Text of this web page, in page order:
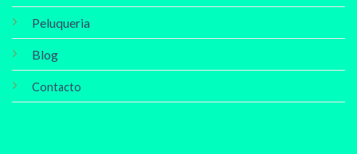
Peluqueria
Blog
Contacto